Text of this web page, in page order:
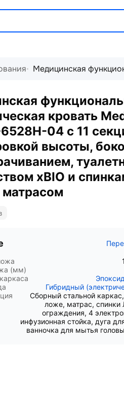
Медицинская
кровать
04 с 11
высоты,
xBIO и
матрасом
(мм)
Гибридный
Сборный стальной
ложе, матрас,
ограждения, 4
инфузионная стойка, дуга
ванночка для мытья